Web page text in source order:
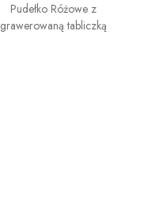
Pudełko Różowe z
grawerowaną tabliczką